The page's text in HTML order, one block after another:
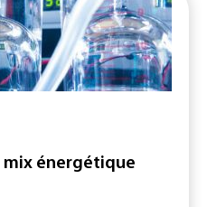
mix énergétique